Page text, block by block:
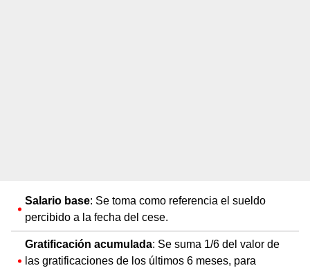
Salario base: Se toma como referencia el sueldo
percibido a la fecha del cese.
Gratificación acumulada: Se suma 1/6 del valor de
las gratificaciones de los últimos 6 meses, para